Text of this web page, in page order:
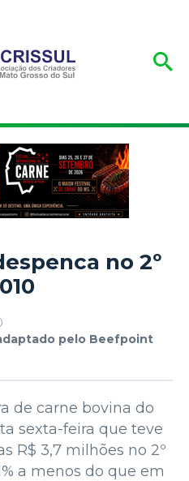
no 2º
pelo Beefpoint
de carne bovina do
sexta-feira que teve
R$ 3,7 milhões no 2º
a menos do que em